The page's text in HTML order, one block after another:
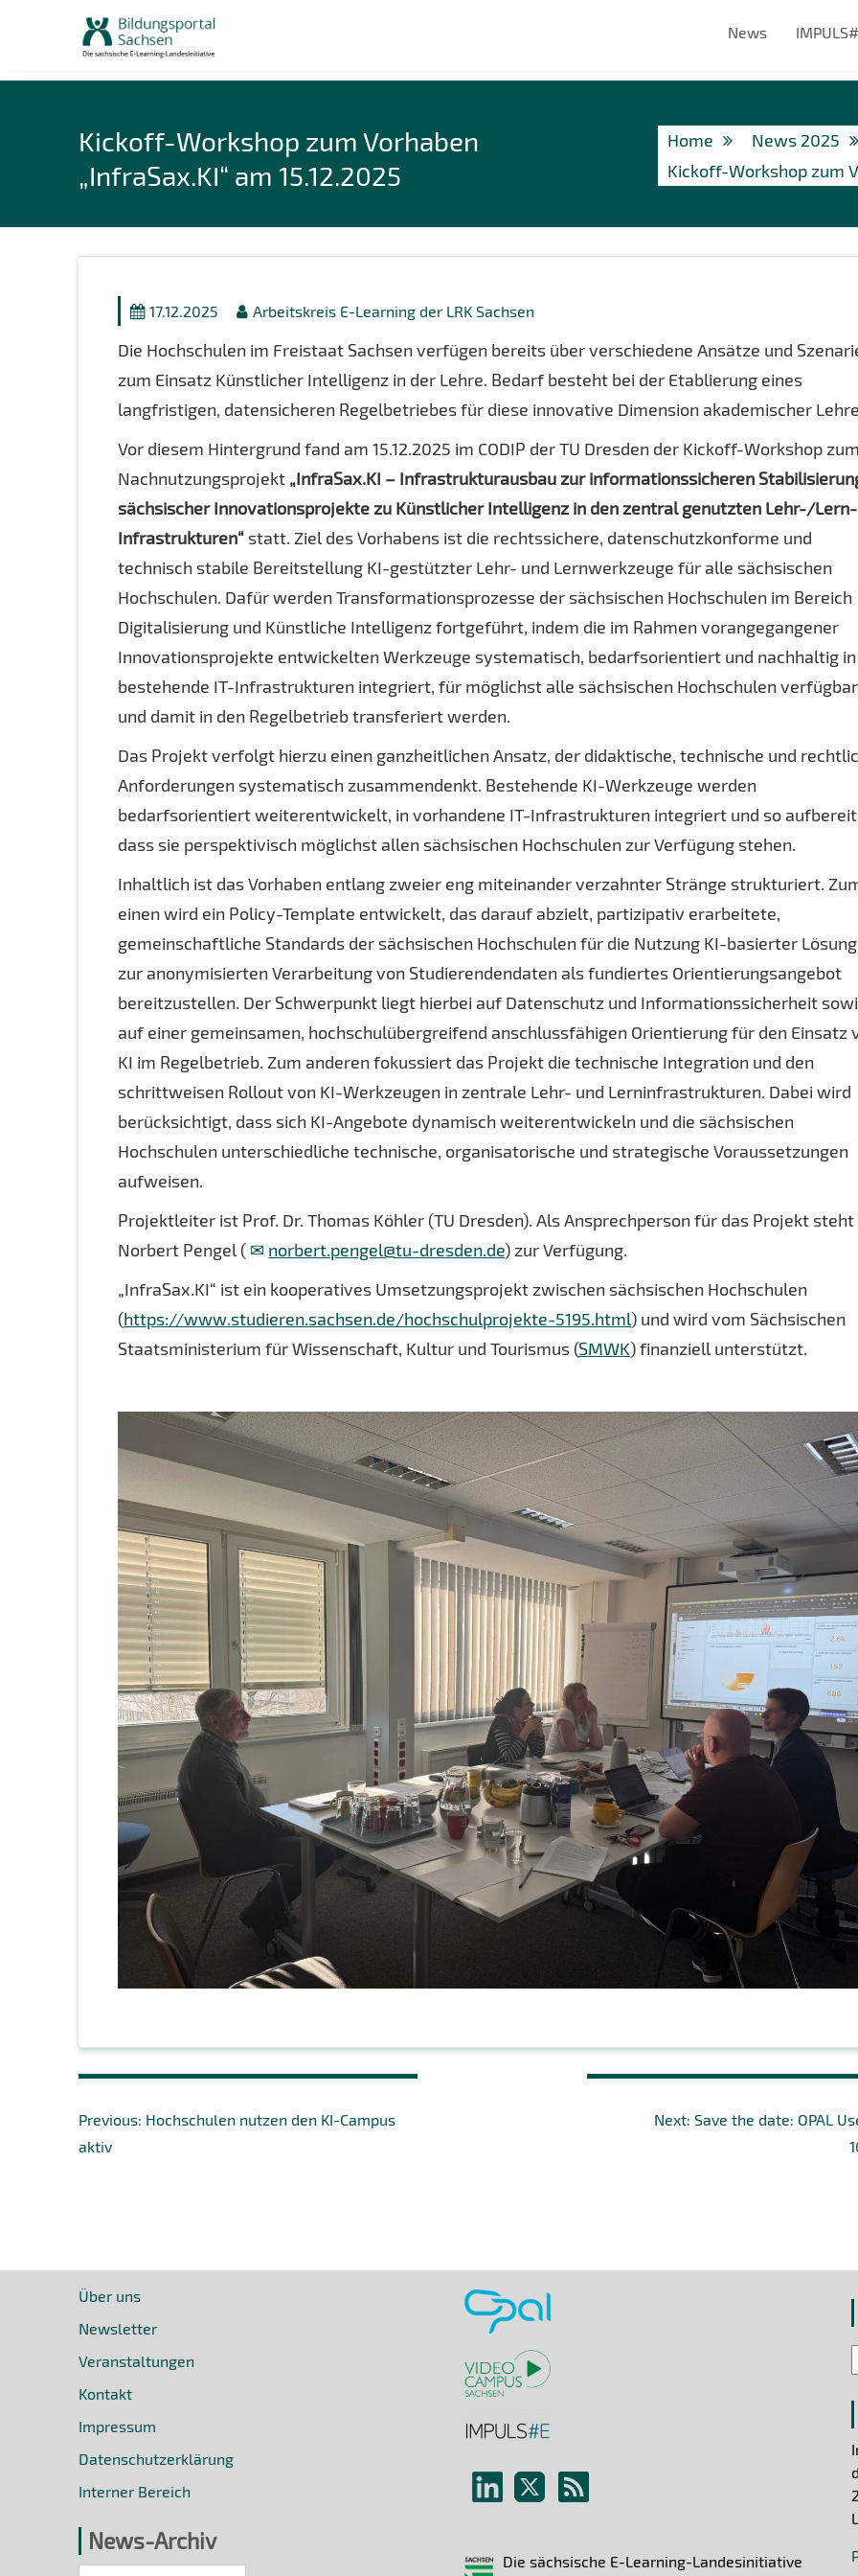
News
Kickoff-Workshop zum Vorhaben
„InfraSax.KI“ am 15.12.2025
Home
News 2025
Kickoff-Workshop zum
17.12.2025 Arbeitskreis E-Learning der LRK Sachsen
Die Hochschulen im Freistaat Sachsen verfügen bereits über verschiedene Ansätze und
zum Einsatz Künstlicher Intelligenz in der Lehre. Bedarf besteht bei der Etablierung eines
langfristigen, datensicheren Regelbetriebes für diese innovative Dimension akademischer
Vor diesem Hintergrund fand am 15.12.2025 im CODIP der TU Dresden der Kickoff-Workshop zum
Nachnutzungsprojekt „InfraSax.KI – Infrastrukturausbau zur informationssicheren
sächsischer Innovationsprojekte zu Künstlicher Intelligenz in den zentral genutzten Lehr-/Lern-
Infrastrukturen“ statt. Ziel des Vorhabens ist die rechtssichere, datenschutzkonforme und
technisch stabile Bereitstellung KI-gestützter Lehr- und Lernwerkzeuge für alle sächsischen
Hochschulen. Dafür werden Transformationsprozesse der sächsischen Hochschulen im Bereich
Digitalisierung und Künstliche Intelligenz fortgeführt, indem die im Rahmen vorangegangener
Innovationsprojekte entwickelten Werkzeuge systematisch, bedarfsorientiert und nachhaltig in
bestehende IT-Infrastrukturen integriert, für möglichst alle sächsischen Hochschulen verfügbar
und damit in den Regelbetrieb transferiert werden.
Das Projekt verfolgt hierzu einen ganzheitlichen Ansatz, der didaktische, technische und
Anforderungen systematisch zusammendenkt. Bestehende KI-Werkzeuge werden
bedarfsorientiert weiterentwickelt, in vorhandene IT-Infrastrukturen integriert und so
dass sie perspektivisch möglichst allen sächsischen Hochschulen zur Verfügung stehen.
Inhaltlich ist das Vorhaben entlang zweier eng miteinander verzahnter Stränge strukturiert.
einen wird ein Policy-Template entwickelt, das darauf abzielt, partizipativ erarbeitete,
gemeinschaftliche Standards der sächsischen Hochschulen für die Nutzung KI-basierter
zur anonymisierten Verarbeitung von Studierendendaten als fundiertes Orientierungsangebot
bereitzustellen. Der Schwerpunkt liegt hierbei auf Datenschutz und Informationssicherheit
auf einer gemeinsamen, hochschulübergreifend anschlussfähigen Orientierung für den Einsatz
KI im Regelbetrieb. Zum anderen fokussiert das Projekt die technische Integration und den
schrittweisen Rollout von KI-Werkzeugen in zentrale Lehr- und Lerninfrastrukturen. Dabei wird
berücksichtigt, dass sich KI-Angebote dynamisch weiterentwickeln und die sächsischen
Hochschulen unterschiedliche technische, organisatorische und strategische Voraussetzungen
aufweisen.
Projektleiter ist Prof. Dr. Thomas Köhler (TU Dresden). Als Ansprechperson für das Projekt steht
Norbert Pengel (
norbert.pengel@tu-dresden.de) zur Verfügung.
„InfraSax.KI“ ist ein kooperatives Umsetzungsprojekt zwischen sächsischen Hochschulen
(https://www.studieren.sachsen.de/hochschulprojekte-5195.html) und wird vom Sächsischen
Staatsministerium für Wissenschaft, Kultur und Tourismus (SMWK) finanziell unterstützt.
Previous: Previous
Hochschulen nutzen den KI-Campus
aktiv
Next: Next
Save the date: OPAL
Über uns
Newsletter
Veranstaltungen
Kontakt
Impressum
Datenschutzerklärung
Interner Bereich
News-Archiv
Die sächsische E-Learning-Landesinitiative